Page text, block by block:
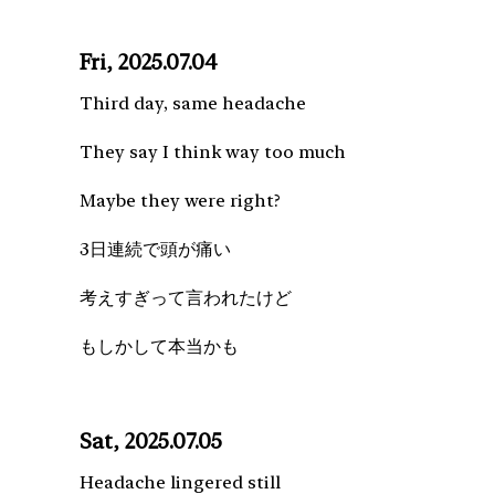
Fri, 2025.07.04
Third day, same headache
They say I think way too much
Maybe they were right?
3日連続で頭が痛い
考えすぎって言われたけど
もしかして本当かも
Sat, 2025.07.05
Headache lingered still